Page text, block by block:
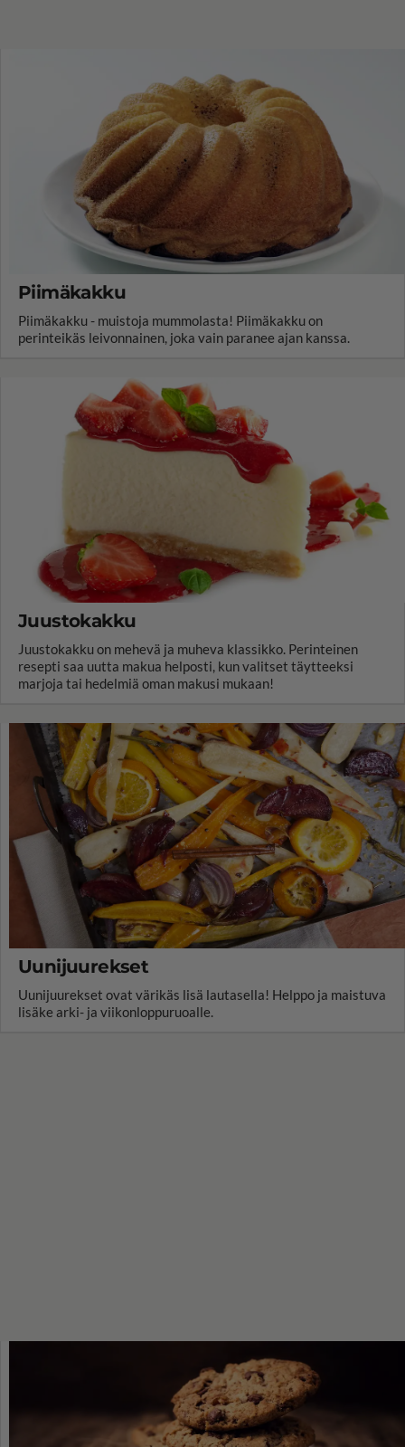
Piimäkakku
Piimäkakku - muistoja mummolasta! Piimäkakku on
perinteikäs leivonnainen, joka vain paranee ajan kanssa.
Juustokakku
Juustokakku on mehevä ja muheva klassikko. Perinteinen
resepti saa uutta makua helposti, kun valitset täytteeksi
marjoja tai hedelmiä oman makusi mukaan!
Uunijuurekset
Uunijuurekset ovat värikäs lisä lautasella! Helppo ja maistuva
lisäke arki- ja viikonloppuruoalle.